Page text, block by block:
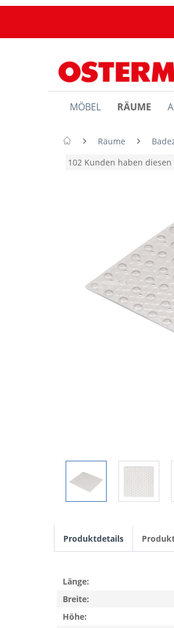
MÖBEL RÄUME
Räume
102 Kunden haben
Produktdetails
Länge:
Breite:
Höhe: